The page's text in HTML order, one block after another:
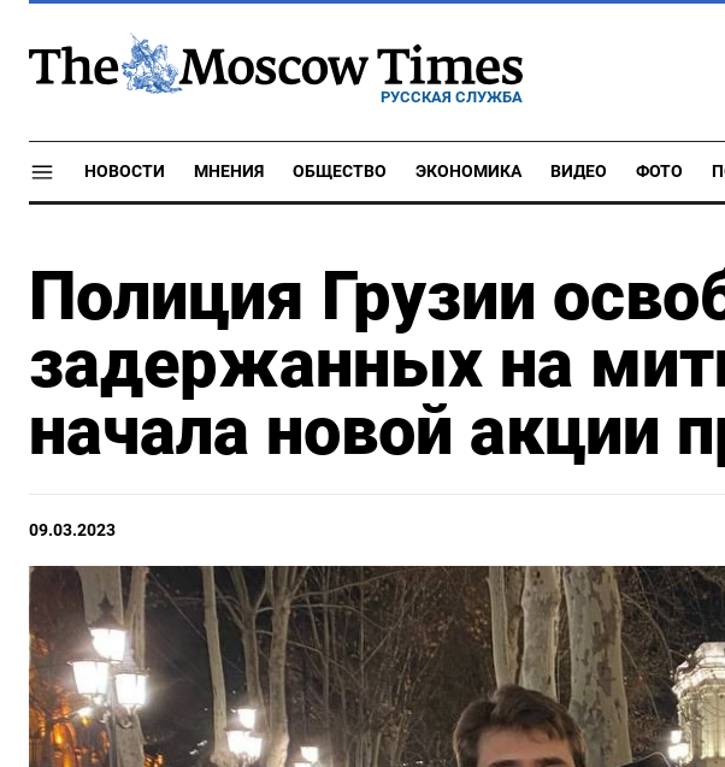
РУССКАЯ СЛУЖБА
НОВОСТИ МНЕНИЯ ОБЩЕСТВО ЭКОНОМИКА ВИДЕО ФОТО
Полиция Грузии
задержанных на
начала новой акции
09.03.2023